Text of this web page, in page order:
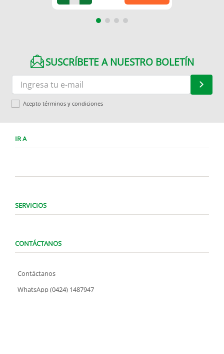
SUSCRÍBETE A NUESTRO BOLETÍN
Acepto términos y condiciones
IR A
SERVICIOS
CONTÁCTANOS
Contáctanos
WhatsApp (0424) 1487947